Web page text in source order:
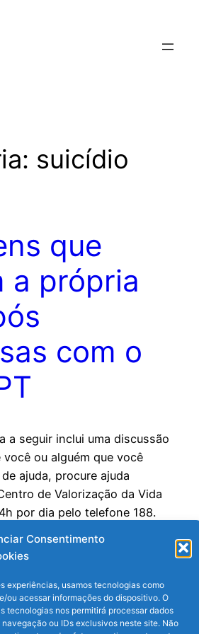
Consentimento
experiências, usamos tecnologias como
ou acessar informações do dispositivo. O
tecnologias nos permitirá processar dados
ou IDs exclusivos neste site. Não
suicídio
que
a própria
com o
a seguir inclui uma discussão
ou alguém que você
ajuda, procure ajuda
de Valorização da Vida
por dia pelo telefone 188.
uso de chatbots de
2025